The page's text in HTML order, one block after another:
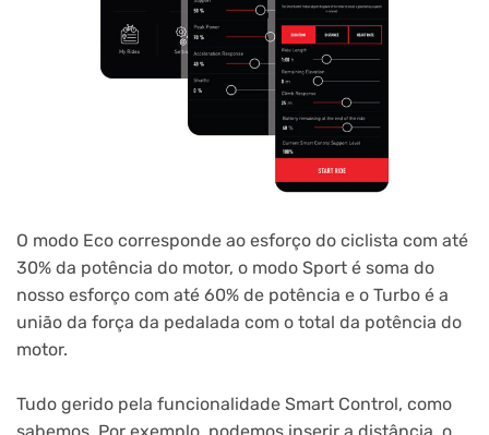
O modo Eco corresponde ao esforço do ciclista com até
30% da potência do motor, o modo Sport é soma do
nosso esforço com até 60% de potência e o Turbo é a
união da força da pedalada com o total da potência do
motor.
Tudo gerido pela funcionalidade Smart Control, como